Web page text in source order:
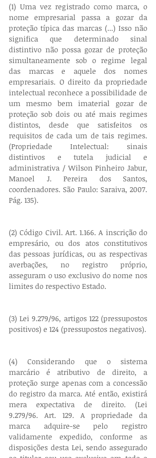
(1) Uma vez registrado como marca, o
nome empresarial passa a gozar da
proteção típica das marcas (...) Isso não
significa que determinado sinal
distintivo não possa gozar de proteção
simultaneamente sob o regime legal
das marcas e aquele dos nomes
empresariais. O direito da propriedade
intelectual reconhece a possibilidade de
um mesmo bem imaterial gozar de
proteção sob dois ou até mais regimes
distintos, desde que satisfeitos os
requisitos de cada um de tais regimes.
(Propriedade Intelectual: sinais
distintivos e tutela judicial e
administrativa / Wilson Pinheiro Jabur,
Manoel J. Pereira dos Santos,
coordenadores. São Paulo: Saraiva, 2007.
Pág. 135).
(2) Código Civil. Art. 1.166. A inscrição do
empresário, ou dos atos constitutivos
das pessoas jurídicas, ou as respectivas
averbações, no registro próprio,
asseguram o uso exclusivo do nome nos
limites do respectivo Estado.
(3) Lei 9.279/96, artigos 122 (pressupostos
positivos) e 124 (pressupostos negativos).
(4) Considerando que o sistema
marcário é atributivo de direito, a
proteção surge apenas com a concessão
do registro da marca. Até então, existirá
mera expectativa de direito. (Lei
9.279/96. Art. 129. A propriedade da
marca adquire-se pelo registro
validamente expedido, conforme as
disposições desta Lei, sendo assegurado